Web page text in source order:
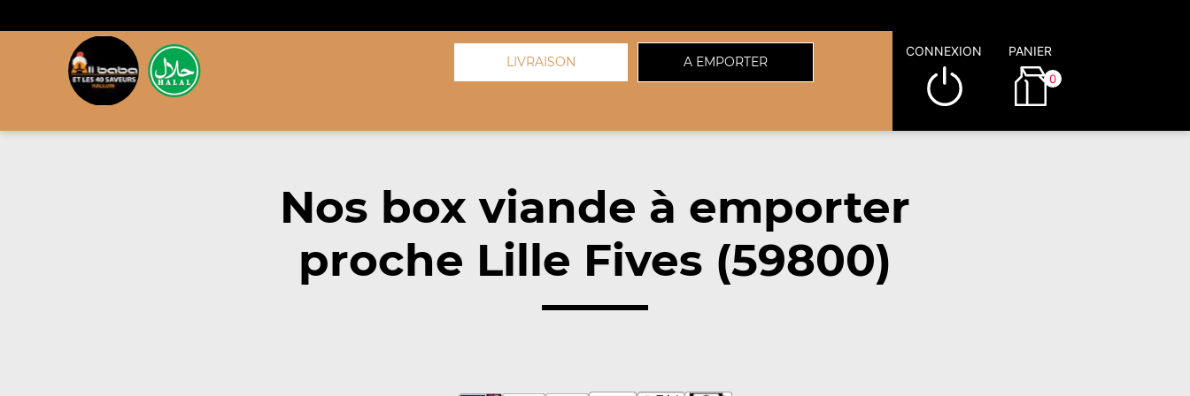
LIVRAISON A EMPORTER
CONNEXION PANIER
0
Nos box viande à emporter
proche Lille Fives (59800)